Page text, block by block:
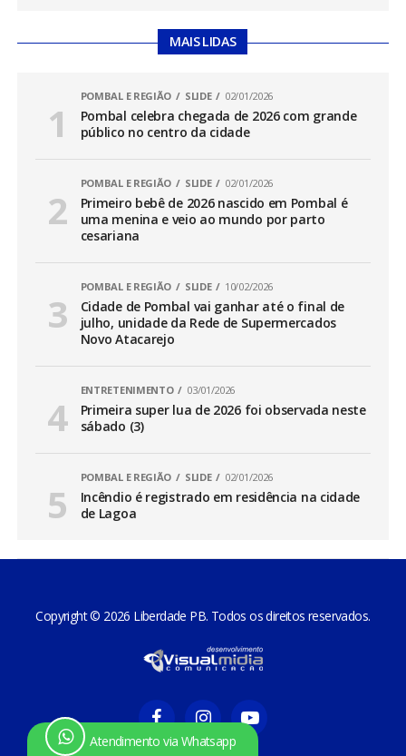
MAIS LIDAS
POMBAL E REGIÃO SLIDE 02/01/2026
Pombal celebra chegada de 2026 com grande
público no centro da cidade
POMBAL E REGIÃO SLIDE 02/01/2026
Primeiro bebê de 2026 nascido em Pombal é
uma menina e veio ao mundo por parto
cesariana
POMBAL E REGIÃO SLIDE 10/02/2026
Cidade de Pombal vai ganhar até o final de
julho, unidade da Rede de Supermercados
Novo Atacarejo
ENTRETENIMENTO 03/01/2026
Primeira super lua de 2026 foi observada neste
sábado (3)
POMBAL E REGIÃO SLIDE 02/01/2026
Incêndio é registrado em residência na cidade
de Lagoa
Atendimento via Whatsapp
Copyright © 2026 Liberdade PB. Todos os direitos reservados.